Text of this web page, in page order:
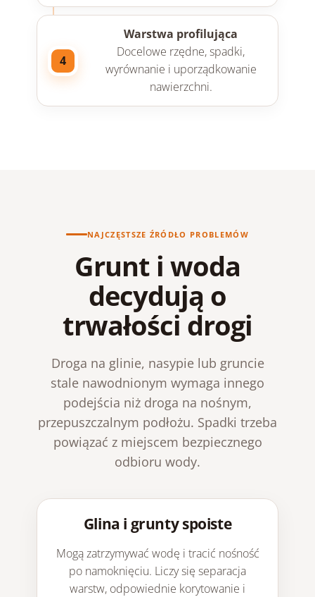
4
Warstwa profilująca
Docelowe rzędne, spadki,
wyrównanie i uporządkowanie
nawierzchni.
NAJCZĘSTSZE ŹRÓDŁO PROBLEMÓW
Grunt i woda
decydują o
trwałości drogi
Droga na glinie, nasypie lub gruncie
stale nawodnionym wymaga innego
podejścia niż droga na nośnym,
przepuszczalnym podłożu. Spadki trzeba
powiązać z miejscem bezpiecznego
odbioru wody.
Glina i grunty spoiste
Mogą zatrzymywać wodę i tracić nośność
po namoknięciu. Liczy się separacja
warstw, odpowiednie korytowanie i